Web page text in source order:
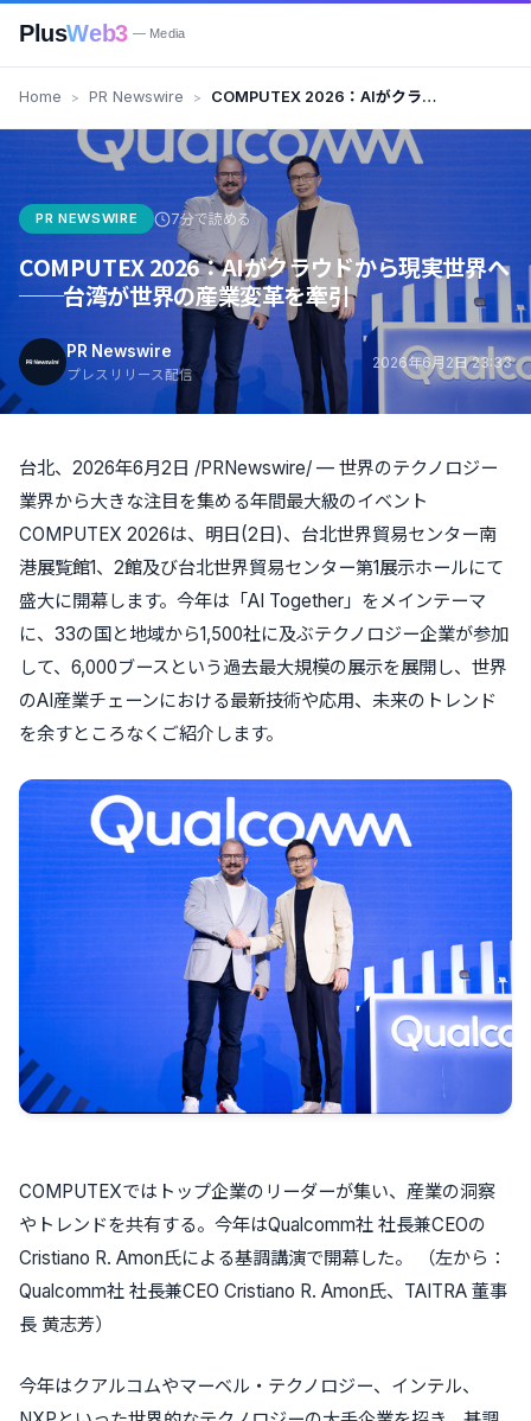
PlusWeb3 — Media
Home PR Newswire
COMPUTEX 2026：AIがクラウ
の産業変革を牽引
PR NEWSWIRE 7分で読める
COMPUTEX 2026：AIがクラウドから現実世界へ
──台湾が世界の産業変革を牽引
PR Newswire
プレスリリース配信
2026年6月2日 23:33
台北、2026年6月2日 /PRNewswire/ — 世界のテクノロジー
業界から大きな注目を集める年間最大級のイベント
COMPUTEX 2026は、明日(2日)、台北世界貿易センター南
港展覧館1、2館及び台北世界貿易センター第1展示ホールにて
盛大に開幕します。今年は「AI Together」をメインテーマ
に、33の国と地域から1,500社に及ぶテクノロジー企業が参加
して、6,000ブースという過去最大規模の展示を展開し、世界
のAI産業チェーンにおける最新技術や応用、未来のトレンド
を余すところなくご紹介します。
COMPUTEXではトップ企業のリーダーが集い、産業の洞察
やトレンドを共有する。今年はQualcomm社 社長兼CEOの
Cristiano R. Amon氏による基調講演で開幕した。 （左から：
Qualcomm社 社長兼CEO Cristiano R. Amon氏、TAITRA 董事
長 黄志芳）
今年はクアルコムやマーベル・テクノロジー、インテル、